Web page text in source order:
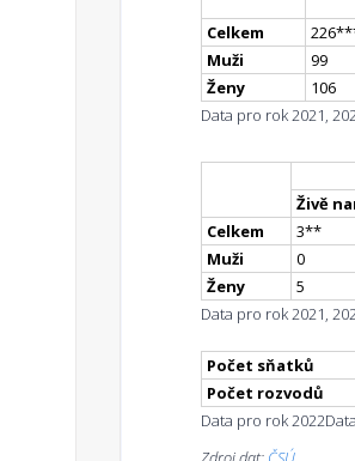
Celkem
226**
Muži
99
Ženy
106
Data pro rok 2021,
Živě
Celkem
3**
Muži
0
Ženy
5
Data pro rok 2021,
Počet sňatků
Počet rozvodů
Data pro rok 2022